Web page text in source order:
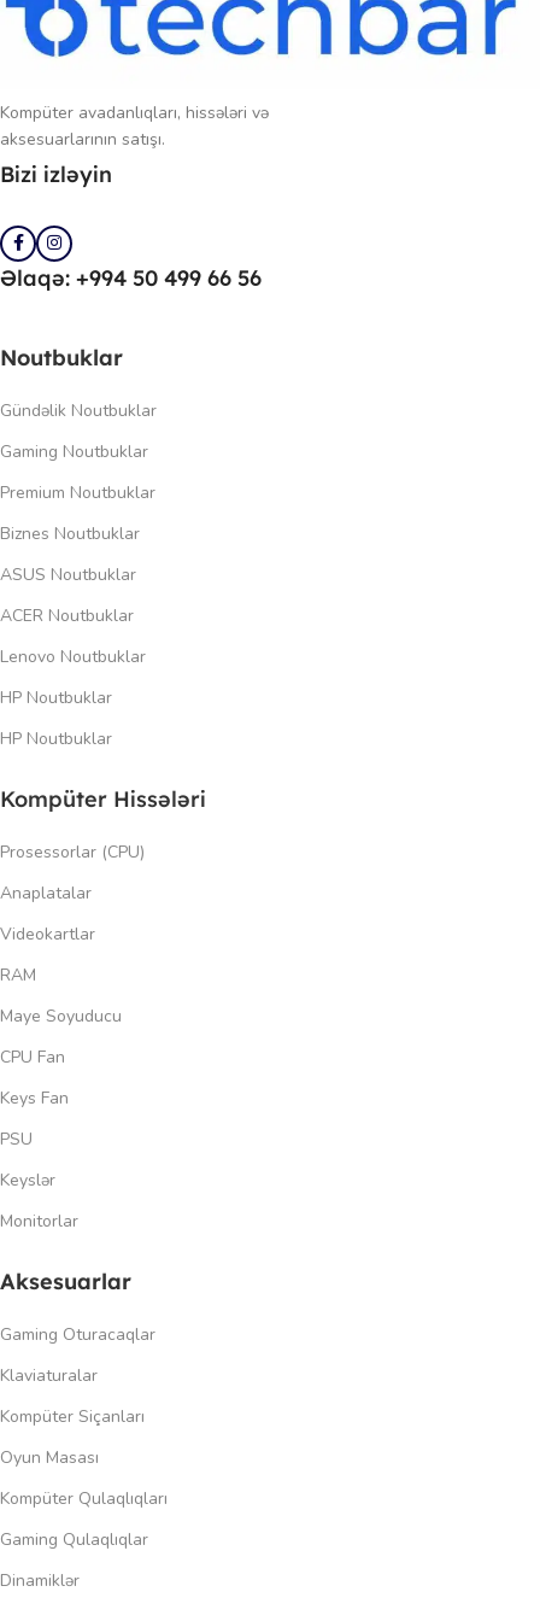
performans, uzun batareya ömrü və müasir təhlükəsizlik xüsusiyyətləri
ilə peşəkar istifadəçilər üçün əla seçimdir.
Kompüter avadanlıqları, hissələri və
aksesuarlarının satışı.
Bizi izləyin
Əlaqə: +994 50 499 66 56
Noutbuklar
Gündəlik Noutbuklar
Gaming Noutbuklar
Premium Noutbuklar
Biznes Noutbuklar
ASUS Noutbuklar
ACER Noutbuklar
Lenovo Noutbuklar
HP Noutbuklar
HP Noutbuklar
Kompüter Hissələri
Prosessorlar (CPU)
Anaplatalar
Videokartlar
RAM
Maye Soyuducu
CPU Fan
Keys Fan
PSU
Keyslər
Monitorlar
Aksesuarlar
Gaming Oturacaqlar
Klaviaturalar
Kompüter Siçanları
Oyun Masası
Kompüter Qulaqlıqları
Gaming Qulaqlıqlar
Dinamiklər